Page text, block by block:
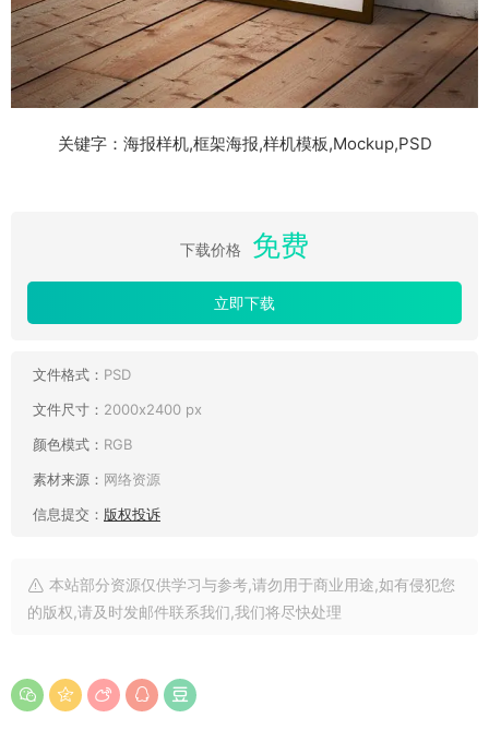
关键字：海报样机,框架海报,样机模板,Mockup,PSD
下载价格 免费
立即下载
文件格式： PSD
文件尺寸： 2000x2400 px
颜色模式： RGB
素材来源： 网络资源
信息提交： 版权投诉
本站部分资源仅供学习与参考,请勿用于商业用途,如有侵犯您
的版权,请及时发邮件联系我们,我们将尽快处理